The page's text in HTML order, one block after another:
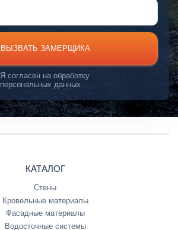
ВЫЗВАТЬ ЗАМЕРЩИКА
Я согласен наобработку
персональных данных
КАТАЛОГ
Стены
Кровельные материалы
Фасадные материалы
Водосточные системы